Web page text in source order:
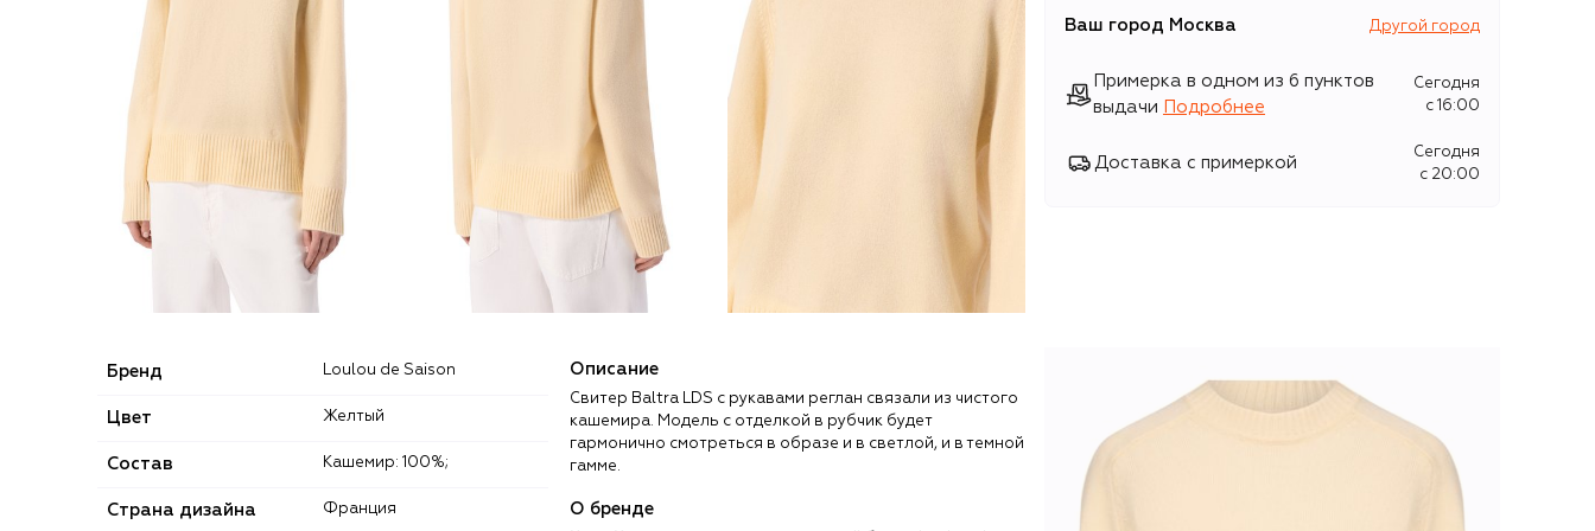
Ваш город Москва Другой город
Примерка в одном из 6 пунктов
выдачи
Подробнее
Сегодня
c 16:00
Доставка с примеркой
Сегодня
c 20:00
Бренд Loulou de Saison
Цвет Желтый
Состав Кашемир: 100%;
Страна дизайна Франция
Описание
Свитер Baltra LDS с рукавами реглан связали из чистого
кашемира. Модель с отделкой в рубчик будет
гармонично смотреться в образе и в светлой, и в темной
гамме.
О бренде